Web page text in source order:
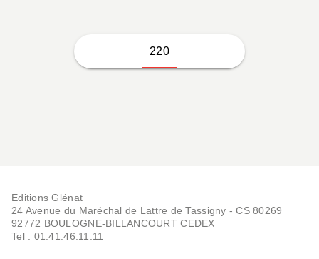
220
Editions Glénat
24 Avenue du Maréchal de Lattre de Tassigny - CS 80269
92772 BOULOGNE-BILLANCOURT CEDEX
Tel : 01.41.46.11.11